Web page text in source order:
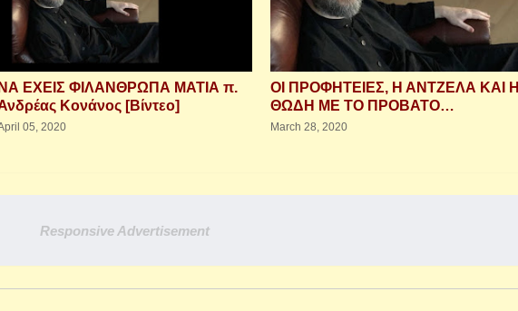
ΝΑ ΕΧΕΙΣ ΦΙΛΑΝΘΡΩΠΑ ΜΑΤΙΑ π.
Κονάνος [Βίντεο]
05, 2020
ΟΙ ΠΡΟΦΗΤΕΙΕΣ, Η ΑΝΤΖΕΛΑ ΚΑΙ Η
ΘΩΔΗ ΜΕ ΤΟ ΠΡΟΒΑΤΟ…
March 28, 2020
Responsive Advertisement